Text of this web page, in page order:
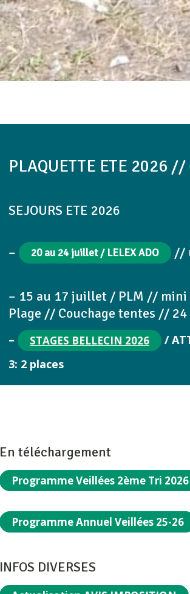
PLAQUETTE ETE 2026 //
SEJOURS ETE 2026
– 20 au 24 juillet / LELEX ADO //
– 15 au 17 juillet / PLM //
Plage // Couchage tentes // 24
– STAGES BELLECIN 2026 /
3: 2places
En téléchargement
Programme Veillées 2ème Tri 2026
Programme Annuel Veillées 25-26
INFOS DIVERSES